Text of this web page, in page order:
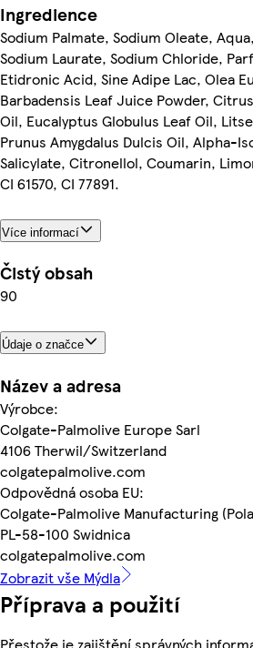
Ingredience
Sodium Palmate, Sodium Oleate,
Sodium Laurate, Sodium Chloride,
Etidronic Acid, Sine Adipe Lac, Olea
Barbadensis Leaf Juice Powder,
Oil, Eucalyptus Globulus Leaf Oil,
Prunus Amygdalus Dulcis Oil, Alpha-
Salicylate, Citronellol, Coumarin,
CI 61570, CI 77891.
Více informací
Čistý obsah
90
Údaje o značce
Název a adresa
Výrobce:
Colgate-Palmolive Europe Sarl
4106 Therwil/Switzerland
colgatepalmolive.com
Odpovědná osoba EU:
Colgate-Palmolive Manufacturing
PL-58-100 Swidnica
colgatepalmolive.com
Zobrazit vše Mýdla
Příprava a použití